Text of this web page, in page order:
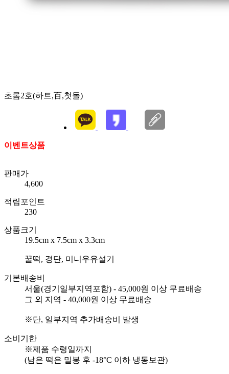
초롬2호(하트,百,첫돌)
이벤트상품
판매가
4,600
적립포인트
230
상품크기
19.5cm x 7.5cm x 3.3cm
꿀떡, 경단, 미니우유설기
기본배송비
서울(경기일부지역포함) - 45,000원 이상 무료배송
그 외 지역 - 40,000원 이상 무료배송
※단, 일부지역 추가배송비 발생
소비기한
※제품 수령일까지
(남은 떡은 밀봉 후 -18°C 이하 냉동보관)